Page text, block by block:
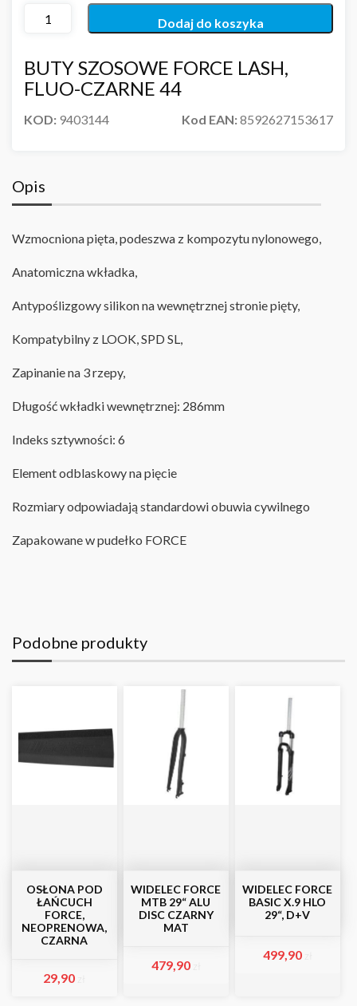
BUTY SZOSOWE FORCE LASH,
FLUO-CZARNE 44
KOD: 9403144 Kod EAN:8592627153617
Dodaj do koszyka
Opis
Wzmocniona pięta, podeszwa z kompozytu nylonowego,
Anatomiczna wkładka,
Antypoślizgowy silikon na wewnętrznej stronie pięty,
Kompatybilny z LOOK, SPD SL,
Zapinanie na 3 rzepy,
Długość wkładki wewnętrznej: 286mm
Indeks sztywności: 6
Element odblaskowy na pięcie
Rozmiary odpowiadają standardowi obuwia cywilnego
Zapakowane w pudełko FORCE
Podobne produkty
OSŁONA POD
ŁAŃCUCH
FORCE,
NEOPRENOWA,
CZARNA
29,90
WIDELEC FORCE
MTB 29“ ALU
DISC CZARNY
MAT
479,90
WIDELEC FORCE
BASIC X.9 HLO
29“, D+V
499,90